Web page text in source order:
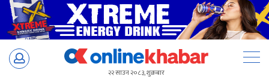
Skip
२२ साउन २०८३, शुक्रबार